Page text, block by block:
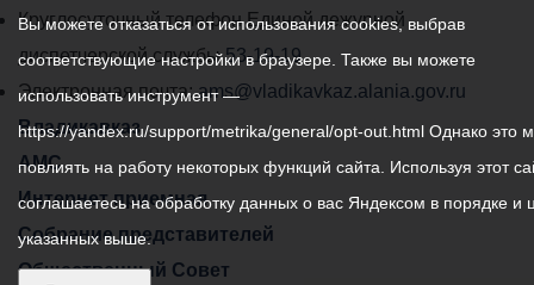
местного
самоуправления
города
Владикавказ:
Круглосуточный телефон Единой дежурной
диспетчерской службы53-19-19
Электронная почта:ams@vladikavkaz.alania.gov.ru
Владикавказ
АМС
Интернет приемная
Собрание представителей
Общественный Совет
Вы можете отказаться от использования cookies, выбрав
соответствующие настройки в браузере. Также вы можете
использовать инструмент —
https://yandex.ru/support/metrika/general/opt-out.html Однако это
повлиять на работу некоторых функций сайта. Используя этот
соглашаетесь на обработку данных о вас Яндексом в порядке и
указанных выше.